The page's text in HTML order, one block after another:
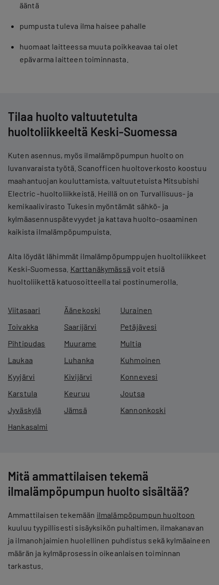
ääntä
pumpusta tuleva ilma haisee pahalle
huomaat laitteessa muuta poikkeavaa tai olet
epävarma laitteen toiminnasta.
Tilaa huolto valtuutetulta
huoltoliikkeeltä Keski-Suomessa
Kuten asennus, myös ilmalämpöpumpun huolto on
luvanvaraista työtä. Scanofficen huoltoverkosto koostuu
maahantuojan kouluttamista, valtuutetuista Mitsubishi
Electric -huoltoliikkeistä. Heillä on on Turvallisuus- ja
kemikaalivirasto Tukesin myöntämät sähkö- ja
kylmäasennuspätevyydet ja kattava huolto-osaaminen
kaikista ilmalämpöpumpuista.
Alta löydät lähimmät ilmalämpöpumppujen huoltoliikkeet
Keski-Suomessa. Karttanäkymässä voit etsiä
huoltoliikettä katuosoitteella tai postinumerolla.
Viitasaari Äänekoski
Uurainen
Toivakka
Saarijärvi
Petäjävesi
Pihtipudas
Muurame
Multia
Laukaa
Luhanka
Kuhmoinen
Kyyjärvi
Kivijärvi
Konnevesi
Karstula
Keuruu
Joutsa
Jyväskylä
Jämsä
Kannonkoski
Hankasalmi
Mitä ammattilaisen tekemä
ilmalämpöpumpun huolto sisältää?
Ammattilaisen tekemään ilmalämpöpumpun huoltoon
kuuluu tyypillisesti sisäyksikön puhaltimen, ​​ilmakanavan
ja ilmanohjaimien huolellinen puhdistus sekä kylmäaineen
määrän ja kylmäprosessin oikeanlaisen toiminnan
tarkastus.